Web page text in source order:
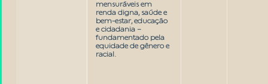
mensuráveis em
renda digna, saúde e
bem-estar, educação
e cidadania –
fundamentado pela
equidade de gênero e
racial.